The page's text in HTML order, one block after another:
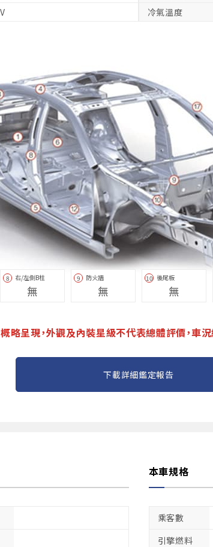
冷氣溫度
8 右/左側B柱
無
9 防火牆
無
10 後尾板
無
略呈現，外觀及內裝星級不代表總體評價，車
下載詳細鑑定報告
本車規格
乘客數
引擎燃料